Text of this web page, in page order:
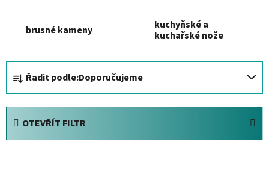
brusné kameny
kuchyňské a
kuchařské nože
Ř
a
z
Řadit podle:Doporučujeme
OTEVŘÍT FILTR